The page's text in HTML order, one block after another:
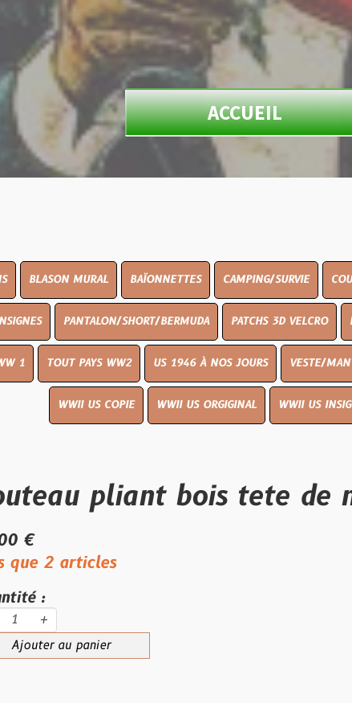
ACCUEIL
MURAL BAÏONNETTES CAMPING/SURVIE COUTELLERIE
SHORT/BERMUDA PATCHS 3D VELCRO PEINTURE
PAYS WW2 US 1946 À NOS JOURS VESTE/MANTEAU
US COPIE WWII US ORGIGINAL WWII US INSIGNES
pliant bois tete de mort
panier